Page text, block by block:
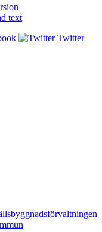
text
Twitter